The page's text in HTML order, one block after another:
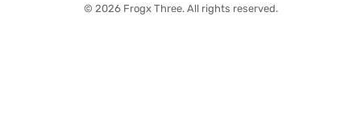
© 2026 Frogx Three. All rights reserved.